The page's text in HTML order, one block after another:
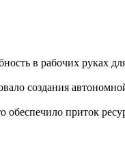
в рабочих руках
создания
обеспечило приток